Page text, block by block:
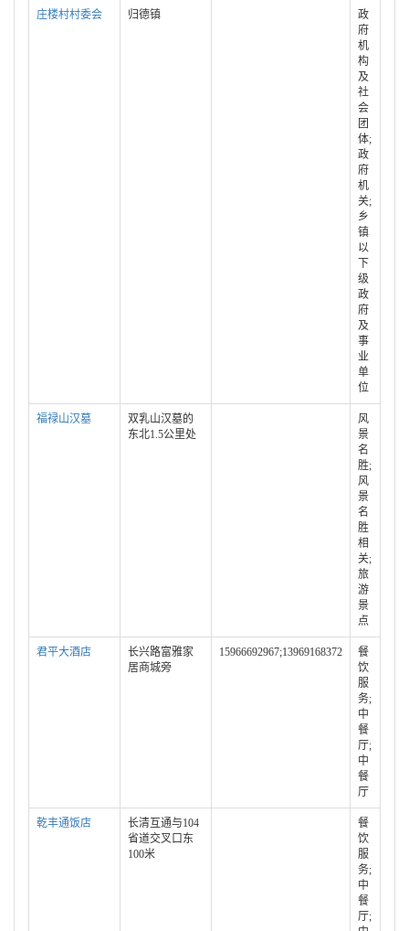
庄楼村村委会 归德镇
政
府
机
构
及
社
会
团
体;
政
府
机
关;
乡
镇
以
下
级
政
府
及
事
业
单
位
福禄山汉墓
双乳山汉墓的
东北1.5公里处
风
景
名
胜;
风
景
名
胜
相
关;
旅
游
景
点
君平大酒店
长兴路富雅家
居商城旁
15966692967;13969168372
餐
饮
服
务;
中
餐
厅;
中
餐
厅
乾丰通饭店
长清互通与104
省道交叉口东
100米
餐
饮
服
务;
中
餐
厅;